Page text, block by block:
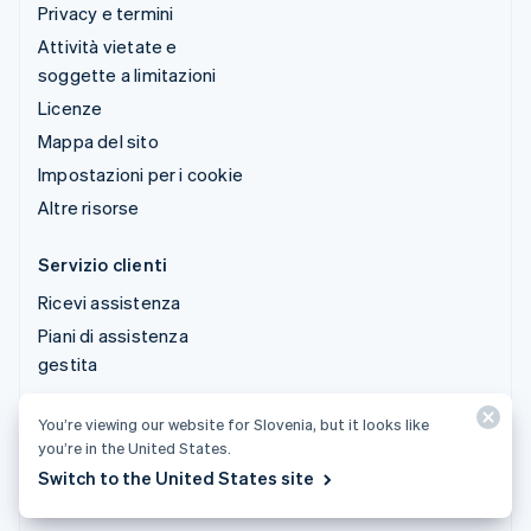
Privacy e termini
Attività vietate e
soggette a limitazioni
Licenze
Mappa del sito
Impostazioni per i cookie
Altre risorse
Servizio clienti
Ricevi assistenza
Piani di assistenza
gestita
© 2026 Stripe, LLC
You’re viewing our website for Slovenia, but it looks like
you’re in the United States.
Switch to the United States site